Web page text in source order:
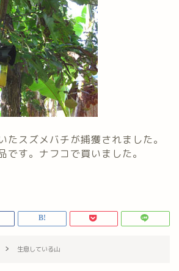
たスズメバチが捕獲されました。
です。ナフコで買いました。
生息している山